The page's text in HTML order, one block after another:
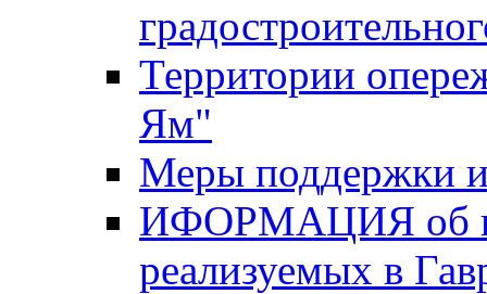
Территории
Ям"
Меры поддержки
ИФОРМАЦИЯ об
реализуемых в